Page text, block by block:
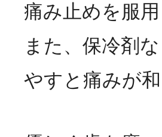
痛み止めを服
また、保冷剤
やすと痛みが和